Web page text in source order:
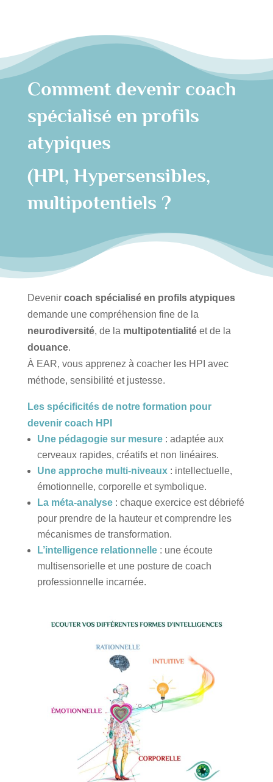
Comment devenir coach
spécialisé en profils
atypiques
(HPI, Hypersensibles,
multipotentiels ?
Devenir coach spécialisé en profils atypiques
demande une compréhension fine de la
neurodiversité, de la multipotentialitéet de la
douance.
À EAR, vous apprenez à coacher les HPI avec
méthode, sensibilité et justesse.
Les spécificités de notre formation pour
devenir coach HPI
Une pédagogie sur mesure: adaptée aux
cerveaux rapides, créatifs et non linéaires.
Une approche multi-niveaux: intellectuelle,
émotionnelle, corporelle et symbolique.
La méta-analyse: chaque exercice est débriefé
pour prendre de la hauteur et comprendre les
mécanismes de transformation.
L’intelligence relationnelle : une écoute
multisensorielle et une posture de coach
professionnelle incarnée.